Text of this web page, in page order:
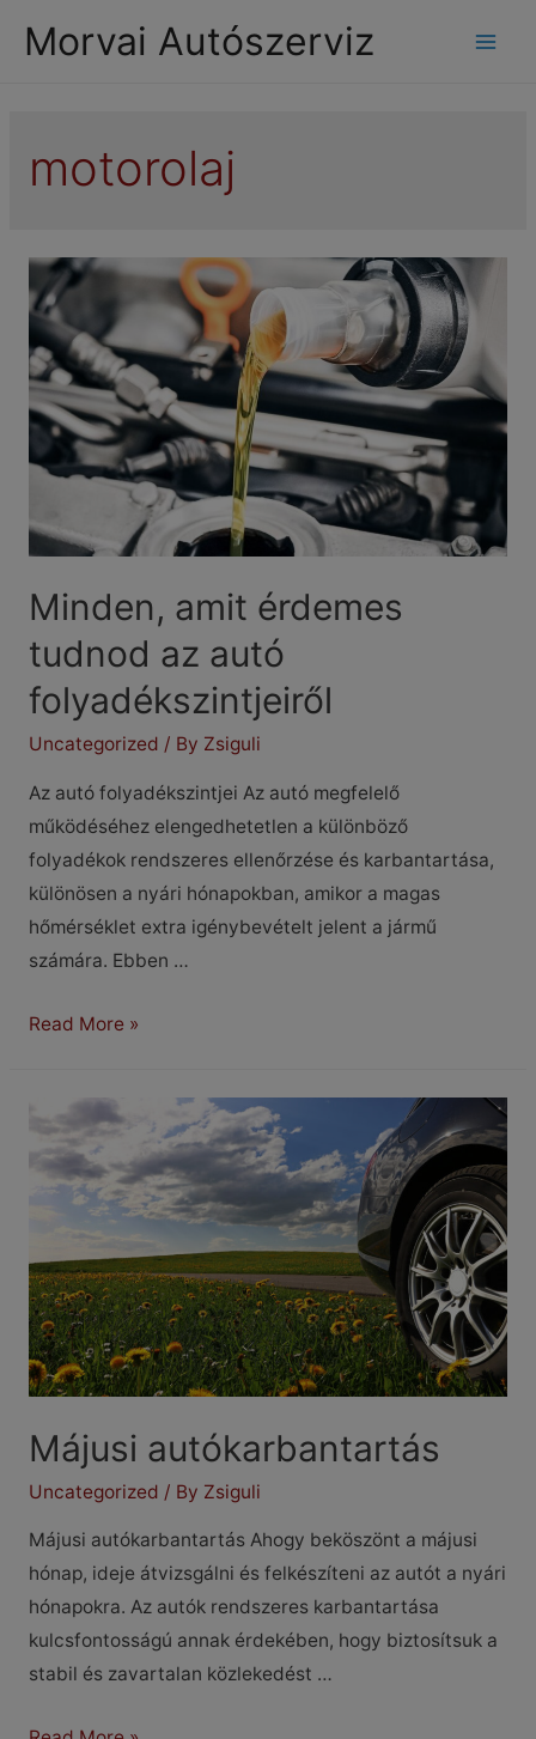
Morvai Autószerviz
motorolaj
Minden, amit érdemes
tudnod az autó
folyadékszintjeiről
Uncategorized / By Zsiguli
Az autó folyadékszintjei Az autó megfelelő
működéséhez elengedhetetlen a különböző
folyadékok rendszeres ellenőrzése és karbantartása,
különösen a nyári hónapokban, amikor a magas
hőmérséklet extra igénybevételt jelent a jármű
számára. Ebben …
Minden,
tudnod
az
autó
folyadékszintjeiről
Read More »
Májusi autókarbantartás
Uncategorized / By Zsiguli
Májusi autókarbantartás Ahogy beköszönt a májusi
hónap, ideje átvizsgálni és felkészíteni az autót a nyári
hónapokra. Az autók rendszeres karbantartása
kulcsfontosságú annak érdekében, hogy biztosítsuk a
stabil és zavartalan közlekedést …